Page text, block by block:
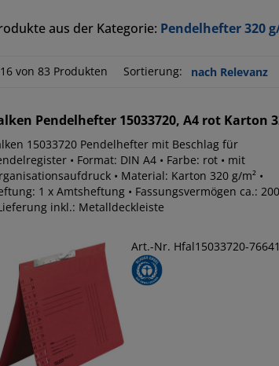
aus der Kategorie: Pendelhefter 320
von 83 Produkten Sortierung:
Pendelhefter 15033720, A4 rot Karton
15033720 Pendelhefter mit Beschlag für
• Format: DIN A4 • Farbe: rot • mit
• Material: Karton 320 g/m² •
1 x Amtsheftung • Fassungsvermögen ca.:
inkl.: Metalldeckleiste
Art.-Nr. Hfal15033720-76641